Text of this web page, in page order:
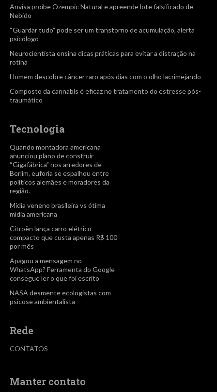
Anvisa proíbe Ozempic Natural e apreende lote falsificado de
Nebido
“Guardar tudo” pode ser um transtorno de acumulação, alerta
psicólogo
Neurocientista ensina dicas práticas para evitar a distração na
rotina
Homem descobre câncer raro após dias com o olho lacrimejando
Composto da cannabis é eficaz no tratamento do estresse pós-
traumático
Tecnologia
Quando montadora americana
anunciou plano de construir
“Gigafábrica” nos arredores de
Berlim, euforia se espalhou entre
políticos alemães e moradores da
região.
Mídia veneno brasileira vs ótima
mídia americana
Citroën lança carro elétrico
compacto que custa apenas R$ 100
por mês
Apagou a mensagem no
WhatsApp? Ferramenta do Google
consegue ler o que foi escrito
NASA desmente ecologistas com
psicose ambientalista
Rede
CONTATOS
Manter contato